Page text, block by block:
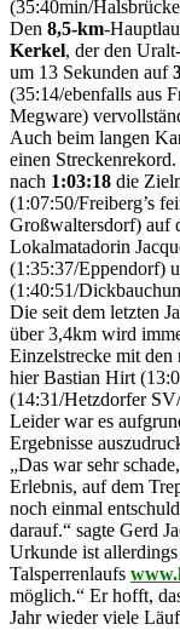
(35:40min/
Den 8,5-km-
Kerkel, der den
um 13 Sekunden auf
(35:14/ebenfalls aus
Megware)
Auch beim langen
einen Streckenrekord.
nach 1:03:18 die
(1:07:50/Freiberg’s
Großwaltersdorf) auf
Lokalmatadorin
(1:35:37/Eppendorf)
(1:40:51/
Die seit dem letzten
über 3,4km wird
Einzelstrecke mit den
hier Bastian Hirt
(14:31/Hetzdorfer
Leider war es
Ergebnisse
„Das war sehr
Erlebnis, auf dem
noch einmal
darauf.“ sagte Gerd
Urkunde ist
Talsperrenlaufs
möglich.“ Er hofft,
Jahr wieder viele